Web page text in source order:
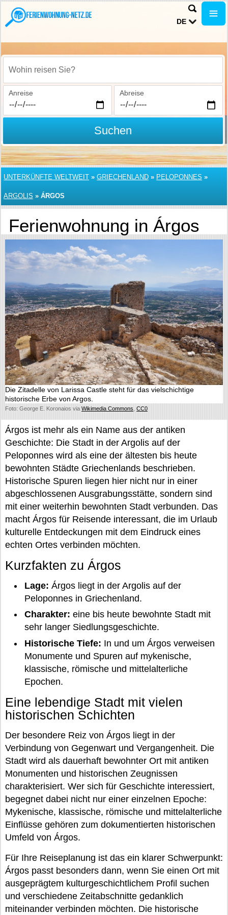
DE
Wohin reisen Sie?
Anreise Abreise
Suchen
UNTERKÜNFTE WELTWEIT » GRIECHENLAND » PELOPONNES »
ARGOLIS » ÁRGOS
Ferienwohnung in Árgos
Die Zitadelle von Larissa Castle steht für das vielschichtige
historische Erbe von Argos.
Foto: George E. Koronaios via Wikimedia Commons CC0
Árgos ist mehr als ein Name aus der antiken
Geschichte: Die Stadt in der Argolis auf der
Peloponnes wird als eine der ältesten bis heute
bewohnten Städte Griechenlands beschrieben.
Historische Spuren liegen hier nicht nur in einer
abgeschlossenen Ausgrabungsstätte, sondern sind
mit einer weiterhin bewohnten Stadt verbunden. Das
macht Árgos für Reisende interessant, die im Urlaub
kulturelle Entdeckungen mit dem Eindruck eines
echten Ortes verbinden möchten.
Kurzfakten zu Árgos
Lage: Árgos liegt in der Argolis auf der
Peloponnes in Griechenland.
Charakter: eine bis heute bewohnte Stadt mit
sehr langer Siedlungsgeschichte.
Historische Tiefe: In und um Árgos verweisen
Monumente und Spuren auf mykenische,
klassische, römische und mittelalterliche
Epochen.
Eine lebendige Stadt mit vielen
historischen Schichten
Der besondere Reiz von Árgos liegt in der
Verbindung von Gegenwart und Vergangenheit. Die
Stadt wird als dauerhaft bewohnter Ort mit antiken
Monumenten und historischen Zeugnissen
charakterisiert. Wer sich für Geschichte interessiert,
begegnet dabei nicht nur einer einzelnen Epoche:
Mykenische, klassische, römische und mittelalterliche
Einflüsse gehören zum dokumentierten historischen
Umfeld von Árgos.
Für Ihre Reiseplanung ist das ein klarer Schwerpunkt:
Árgos passt besonders dann, wenn Sie einen Ort mit
ausgeprägtem kulturgeschichtlichem Profil suchen
und verschiedene Zeitabschnitte gedanklich
miteinander verbinden möchten. Die historische